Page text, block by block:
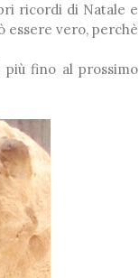
ricordi di Natale e
essere vero, perchè
fino al prossimo